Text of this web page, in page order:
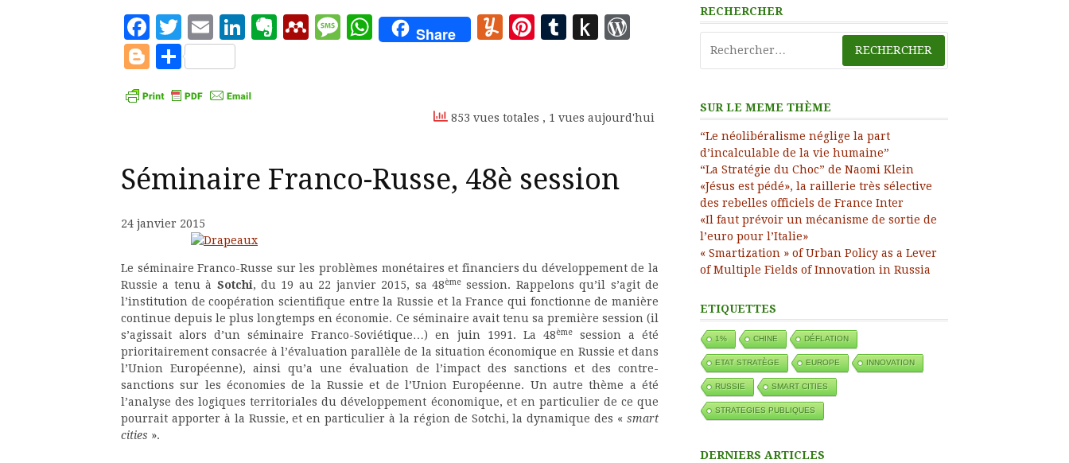
Facebook
Twitter
EmailLinkedIn
Evernote
Mendeley
Message
WhatsApp
Share Yummly
Pinterest
Tumblr
PushWordPress
Blogger
Partager
853 vues totales , 1 vues aujourd'hui
Séminaire Franco-Russe, 48è session
24 janvier 2015
Le séminaire Franco-Russe sur les problèmes monétaires et financiers du développement de la
Russie a tenu à Sotchi, du 19 au 22 janvier 2015, sa 48èmesession. Rappelons qu’il s’agit de
l’institution de coopération scientifique entre la Russie et la France qui fonctionne de manière
continue depuis le plus longtemps en économie. Ce séminaire avait tenu sa première session (il
s’agissait alors d’un séminaire Franco-Soviétique…) en juin 1991. La 48èmesession a été
prioritairement consacrée à l’évaluation parallèle de la situation économique en Russie et dans
l’Union Européenne), ainsi qu’a une évaluation de l’impact des sanctions et des contre-
sanctions sur les économies de la Russie et de l’Union Européenne. Un autre thème a été
l’analyse des logiques territoriales du développement économique, et en particulier de ce que
pourrait apporter à la Russie, et en particulier à la région de Sotchi, la dynamique des « smart
cities ».
RECHERCHER
SUR LE MEME THÈME
“Le néolibéralisme néglige la part
d’incalculable de la vie humaine”
“La Stratégie du Choc” de Naomi Klein
«Jésus est pédé», la raillerie très sélective
des rebelles officiels de France Inter
«Il faut prévoir un mécanisme de sortie de
l’euro pour l’Italie»
« Smartization » of Urban Policy as a Lever
of Multiple Fields of Innovation in Russia
ETIQUETTES
1% CHINE DÉFLATION
ETAT STRATÈGE EUROPE INNOVATION
RUSSIE SMART CITIES
STRATEGIES PUBLIQUES
DERNIERS ARTICLES